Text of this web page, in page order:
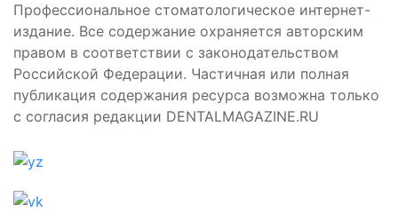
Профессиональное стоматологическое интернет-
издание. Все содержание охраняется авторским
правом в соответствии с законодательством
Российской Федерации. Частичная или полная
публикация содержания ресурса возможна только
с согласия редакции DENTALMAGAZINE.RU